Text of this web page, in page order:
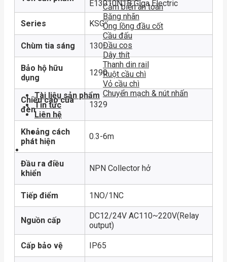
Cảm biến an toàn
Băng nhãn
Ống lồng đầu cốt
Cầu đấu
Đầu cos
Dây thít
Thanh din rail
Ruột cầu chì
Vỏ cầu chì
Chuyển mạch & nút nhấn
Tài liệu sản phẩm
Tin tức
Liên hệ
E13010N1B Giga Electric
Series KSG
Chùm tia sáng 130
Bảo hộ hữu
dụng
1290
Chiều cao của
đèn
1329
Khoảng cách
phát hiện
0.3-6m
Đầu ra điều
khiển
NPN Collector hở
Tiếp điểm 1NO/1NC
Nguồn cấp
DC12/24V AC110~220V(Relay
output)
Cấp bảo vệ IP65